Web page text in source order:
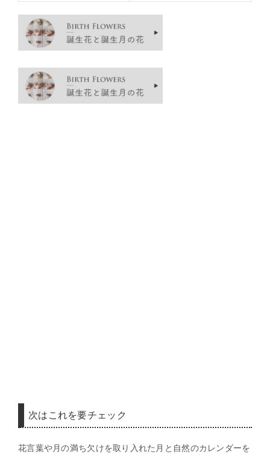
次はこれを要チェック
花言葉や月の満ち欠けを取り入れた月と自然のカレンダーを